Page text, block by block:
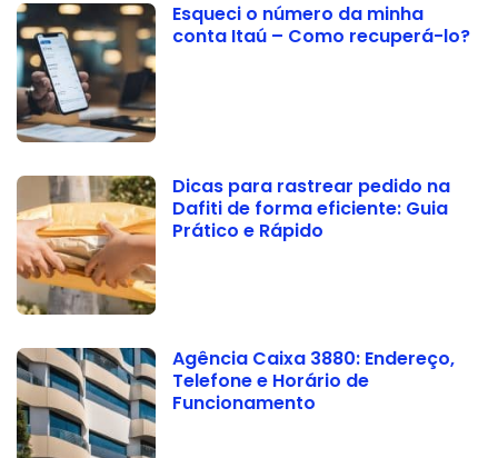
Esqueci o número da minha
conta Itaú – Como recuperá-lo?
Dicas para rastrear pedido na
Dafiti de forma eficiente: Guia
Prático e Rápido
Agência Caixa 3880: Endereço,
Telefone e Horário de
Funcionamento